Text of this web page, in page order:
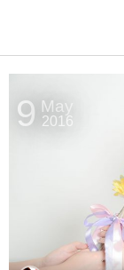
9 May
2016